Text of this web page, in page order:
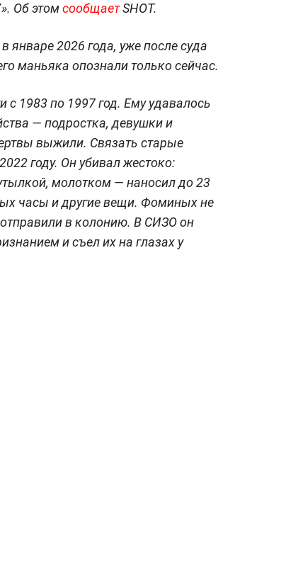
Об этомсообщаетSHOT.
2026 года, уже после суда
маньяка опознали только сейчас.
с 1983 по 1997 год. Ему удавалось
— подростка, девушки и
выжили. Связать старые
году. Он убивал жестоко:
молотком — наносил до 23
часы и другие вещи. Фоминых не
в колонию. В СИЗО он
и съел их на глазах у